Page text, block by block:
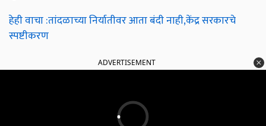
हेही वाचा :तांदळाच्या निर्यातीवर आता बंदी नाही,केंद्र सरकारचे
स्पष्टीकरण
ADVERTISEMENT